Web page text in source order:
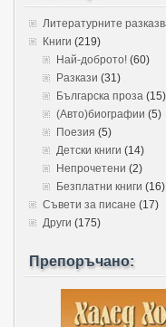
Литературните
Книги (219)
Най-доброто! (60)
Разкази (31)
Българска проза (15)
(Авто)биографии (5)
Поезия (5)
Детски книги (14)
Непрочетени (2)
Безплатни книги (16)
Съвети за писане (17)
Други (175)
Препоръчано: